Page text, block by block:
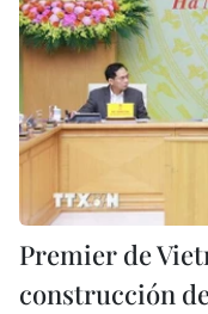
Premier de
construcción